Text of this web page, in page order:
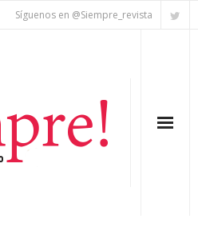
Síguenos en @Siempre_revista